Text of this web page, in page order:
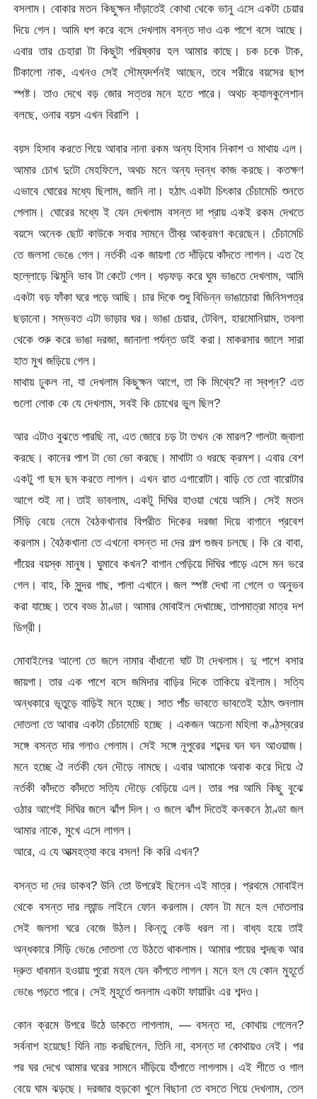
বসলাম। বোকার মতন কিছুক্ষন দাঁড়াতেই কোথা থেকে ভানু এসে একটা চেয়ার
দিয়ে গেল। আমি ধপ করে বসে দেখলাম বসন্ত দাও এক পাশে বসে আছে।
এবার তার চেহারা টা কিছুটা পরিষ্কার হল আমার কাছে। চক চকে টাক,
টিকালো নাক, এখনও সেই সৌম্যদর্শনই আছেন, তবে শরীরে বয়সের ছাপ
স্পষ্ট। তাও দেখে বড় জোর সত্তর মনে হতে পারে। অথচ ক্যালকুলেশান
বলছে, ওনার বয়স এখন বিরাশি ।
বয়স হিসাব করতে গিয়ে আবার নানা রকম অন্য হিসাব নিকাশ ও মাথায় এল।
আমার চোখ দুটো মেহফিলে, অথচ মনে অন্য দ্বন্ধ কাজ করছে। কতক্ষণ
এভাবে ঘোরের মধ্যে ছিলাম, জানি না। হঠাৎ একটা চিৎকার চেঁচামেচি শুনতে
পেলাম। ঘোরের মধ্যে ই যেন দেখলাম বসন্ত দা প্রায় একই রকম দেখতে
বয়সে অনেক ছোট কাউকে সবার সামনে তীব্র আক্রমণ করেছেন। চেঁচামেচি
তে জলসা ভেঙে গেল। নর্তকী এক জায়গা তে দাঁড়িয়ে কাঁদতে লাগল। এত হৈ
হুল্লোড়ে ঝিমুনি ভাব টা কেটে গেল। ধড়ফড় করে ঘুম ভাঙতে দেখলাম, আমি
একটা বড় ফাঁকা ঘরে পড়ে আছি। চার দিকে শুধু বিভিন্ন ভাঙাচোরা জিনিসপত্র
ছড়ানো। সম্ভবত এটা ভাড়ার ঘর। ভাঙা চেয়ার, টেবিল, হারমোনিয়াম, তবলা
থেকে শুরু করে ভাঙা দরজা, জানালা পর্যন্ত ডাই করা। মাকরসার জালে সারা
হাত মুখ জড়িয়ে গেল।
মাথায় ঢুকল না, যা দেখলাম কিছুক্ষন আগে, তা কি মিথ্যে? না স্বপ্ন? এত
গুলো লোক কে যে দেখলাম, সবই কি চোখের ভুল ছিল?
আর এটাও বুঝতে পারছি না, এত জোরে চড় টা তখন কে মারল? গালটা জ্বালা
করছে। কানের পাশ টা ভো ভো করছে। মাথাটা ও ধরছে ক্রমশ। এবার বেশ
একটু গা ছম ছম করতে লাগল। এখন রাত এগারোটা। বাড়ি তে তো বারোটার
আগে শুই না। তাই ভাবলাম, একটু দিঘির হাওয়া খেয়ে আসি। সেই মতন
সিঁড়ি বেয়ে নেমে বৈঠকখানার বিপরীত দিকের দরজা দিয়ে বাগানে প্রবেশ
করলাম। বৈঠকখানা তে এখনো বসন্ত দা দের গল্প গুজব চলছে। কি রে বাবা,
গাঁয়ের বয়স্ক মানুষ। ঘুমাবে কখন? বাগান পেড়িয়ে দিঘির পাড়ে এসে মন ভরে
গেল। বাহ, কি সুন্দর গাছ, পালা এখানে। জল স্পষ্ট দেখা না গেলে ও অনুভব
করা যাচ্ছে। তবে বড্ড ঠাণ্ডা। আমার মোবাইল দেখাচ্ছে, তাপমাত্রা মাত্র দশ
ডিগ্রী।
মোবাইলের আলো তে জলে নামার বাঁধানো ঘাট টা দেখলাম। দু পাশে বসার
জায়গা। তার এক পাশে বসে জমিদার বাড়ির দিকে তাকিয়ে রইলাম। সত্যি
অন্ধকারে ভূতুড়ে বাড়িই মনে হচ্ছে। সাত পাঁচ ভাবতে ভাবতেই হঠাৎ শুনলাম
দোতলা তে আবার একটা চেঁচামেচি হচ্ছে । একজন অচেনা মহিলা কণ্ঠস্বরের
সঙ্গে বসন্ত দার গলাও পেলাম। সেই সঙ্গে নূপুরের শব্দের ঘন ঘন আওয়াজ।
মনে হচ্ছে ঐ নর্তকী যেন দৌড়ে নামছে। এবার আমাকে অবাক করে দিয়ে ঐ
নর্তকী কাঁদতে কাঁদতে সত্যি দৌড়ে বেড়িয়ে এল। তার পর আমি কিছু বুঝে
ওঠার আগেই দিঘির জলে ঝাঁপ দিল। ও জলে ঝাঁপ দিতেই কনকনে ঠাণ্ডা জল
আমার নাকে, মুখে এসে লাগল।
আরে, এ যে আত্মহত্যা করে বসল! কি করি এখন?
বসন্ত দা দের ডাকব? উনি তো উপরেই ছিলেন এই মাত্র। প্রথমে মোবাইল
থেকে বসন্ত দার ল্যান্ড লাইনে ফোন করলাম। ফোন টা মনে হল দোতলার
সেই জলসা ঘরে বেজে উঠল। কিন্তু কেউ ধরল না। বাধ্য হয়ে তাই
অন্ধকারে সিঁড়ি ভেঙে দোতলা তে উঠতে থাকলাম। আমার পায়ের শব্দছক আর
দ্রুত ধাবমান হওয়ায় পুরো মহল যেন কাঁপতে লাগল। মনে হল যে কোন মুহূর্তে
ভেঙে পড়তে পারে। সেই মুহূর্তে শুনলাম একটা ফায়ারিং এর শব্দও।
কোন ক্রমে উপরে উঠে ডাকতে লাগলাম, — বসন্ত দা, কোথায় গেলেন?
সর্বনাশ হয়েছে! যিনি নাচ করছিলেন, তিনি না, বসন্ত দা কোথায়ও নেই। পর
পর ঘর দেখে আমার ঘরের সামনে দাঁড়িয়ে হাঁপাতে লাগলাম। এই শীতে ও গাল
বেয়ে ঘাম ঝড়ছে। দরজার হুড়কো খুলে বিছানা তে বসতে গিয়ে দেখলাম, তেল